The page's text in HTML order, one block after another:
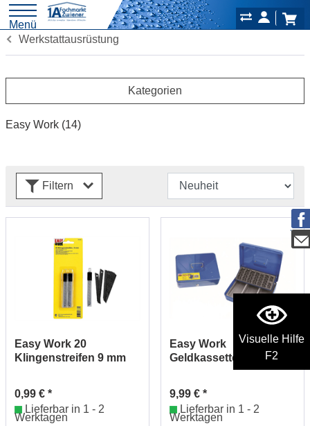
Visuelle Hilfe
F2
Menü
Werkstattausrüstung
Kategorien
Easy Work (14)
Filtern
Easy Work 20
Klingenstreifen 9 mm
0,99 € *
Lieferbar in 1 - 2
Werktagen
Easy Work
Geldkassette
300x240mm 261905
9,99 € *
Lieferbar in 1 - 2
Werktagen